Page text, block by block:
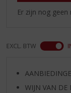
Er zijn nog
EXCL. BTW
WIJN VAN DE